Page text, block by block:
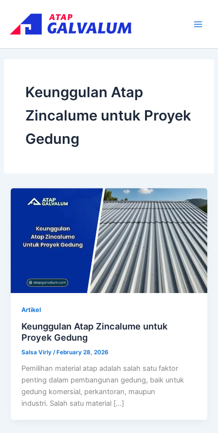
content
Keunggulan Atap
Zincalume untuk Proyek
Gedung
Artikel
Keunggulan Atap Zincalume untuk
Proyek Gedung
Salsa Virly/ February 28, 2026
Pemilihan material atap adalah salah satu faktor
penting dalam pembangunan gedung, baik untuk
gedung komersial, perkantoran, maupun
industri. Salah satu material […]